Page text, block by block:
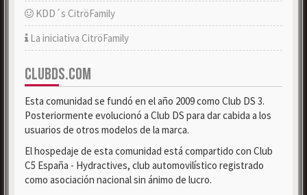
KDD´s CitröFamily
La iniciativa CitröFamily
CLUBDS.COM
Esta comunidad se fundó en el año 2009 como Club DS 3.
Posteriormente evolucionó a Club DS para dar cabida a los
usuarios de otros modelos de la marca.
El hospedaje de esta comunidad está compartido con Club
C5 España - Hydractives, club automovilístico registrado
como asociación nacional sin ánimo de lucro.